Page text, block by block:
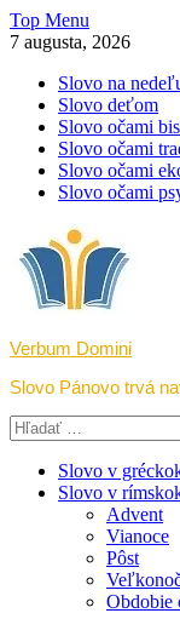
Skip
to
Top Menu
7 augusta, 2026
Slovo na
Slovo deťom
Slovo očami
Slovo očami
Slovo očami
Slovo očami
Verbum Domini
Slovo Pánovo trvá
Hľadať:
Slovo v
Slovo v
Advent
Vianoce
Pôst
Obdobie